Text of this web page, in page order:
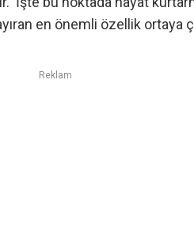
en önemli özellik ortaya
Reklam